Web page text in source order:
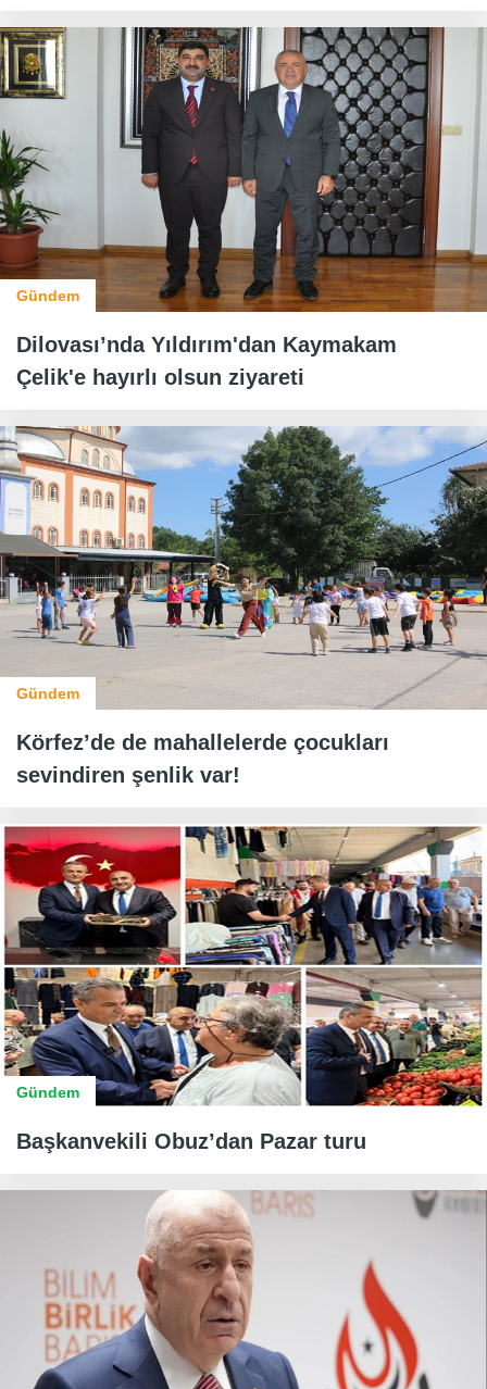
Gündem
Dilovası’nda Yıldırım'dan Kaymakam
Çelik'e hayırlı olsun ziyareti
Gündem
Körfez’de de mahallelerde çocukları
sevindiren şenlik var!
Gündem
Başkanvekili Obuz’dan Pazar turu